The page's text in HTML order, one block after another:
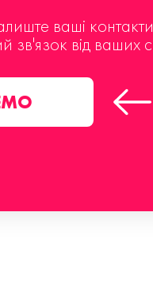
ваші
зв'язок від ваших